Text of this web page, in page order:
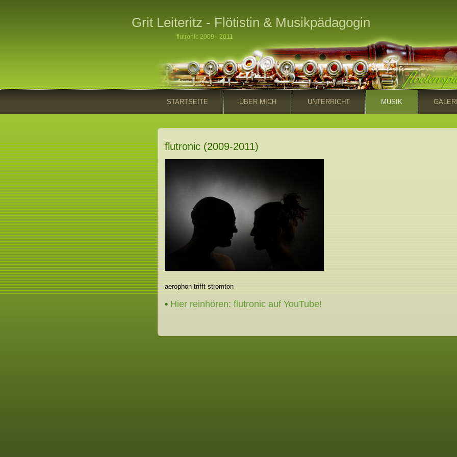
Grit Leiteritz - Flötistin & Musikpädagogin
flutronic 2009 - 2011
STARTSEITE ÜBER MICH UNTERRICHT MUSIK
flutronic (2009-2011)
aerophon trifft stromton
• Hier reinhören: flutronic auf YouTube!